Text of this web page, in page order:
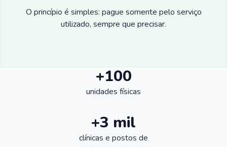
O princípio é simples: pague somente pelo serviço
utilizado, sempre que precisar.
+100
unidades físicas
+3 mil
clínicas e postos de